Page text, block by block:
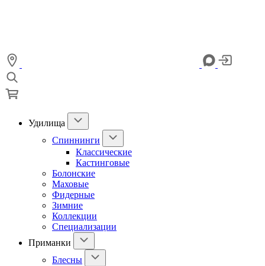
Удилища
Спиннинги
Классические
Кастинговые
Болонские
Маховые
Фидерные
Зимние
Коллекции
Специализации
Приманки
Блесны